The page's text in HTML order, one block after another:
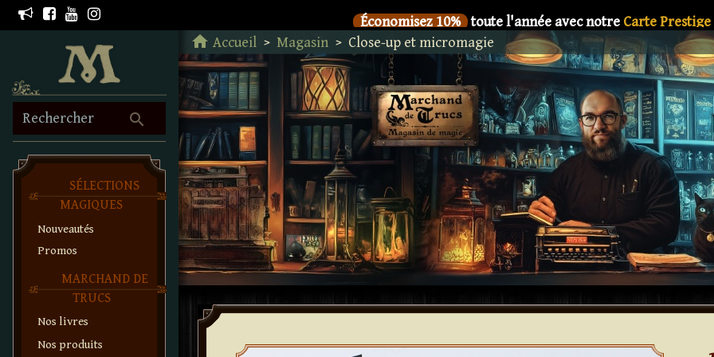
Économisez 10% toute l'année avec notre Carte Prestige
SIX Le nouveau livre deDani DaOrtiz en précommande
Économisez 10%
toute l'année avec notreCarte Prestige
SIX Le nouveau livre deDani DaOrtiz en précommande
Économisez 10% toute l'année avec notreCarte Prestige
SIX Le nouveau livre deDani DaOrtiz en précommande
Économisez 10%
toute l'année avec notre Carte Prestige
SIX Le nouveau livre deDani DaOrtiz en précommande
Économisez 10% toute l'année avec notreCarte Prestige
SIX Le nouveau livre deDani DaOrtiz en précommande
search
Rechercher
SÉLECTIONS
MAGIQUES
Nouveautés
Promos
MARCHAND DE
TRUCS
Nos livres
Nos produits
home Accueil Magasin Close-up et micromagie
Retour à l'accueil